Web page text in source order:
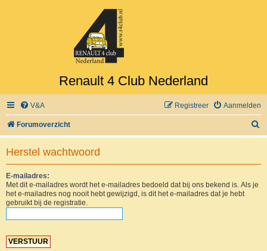
Renault 4 Club Nederland
V&A Aanmelden
Registreer
Forumoverzicht
o
Herstel wachtwoord
E-mailadres:
Met dit e-mailadres wordt het e-mailadres bedoeld dat bij ons bekend is. Als je
het e-mailadres nog nooit hebt gewijzigd, is dit het e-mailadres dat je hebt
gebruikt bij de registratie.